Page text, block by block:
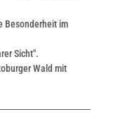
Besonderheit im
Sicht".
Wald mit